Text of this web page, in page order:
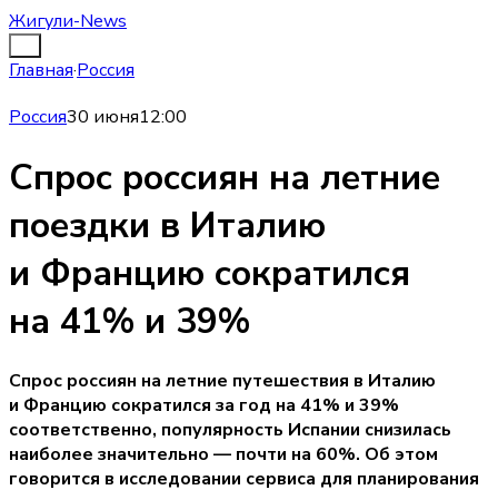
Жигули-News
Главная·Россия
Россия30 июня12:00
Спрос россиян на летние
поездки в Италию
и Францию сократился
на 41% и 39%
Спрос россиян на летние путешествия в Италию
и Францию сократился за год на 41% и 39%
соответственно, популярность Испании снизилась
наиболее значительно — почти на 60%. Об этом
говорится в исследовании сервиса для планирования